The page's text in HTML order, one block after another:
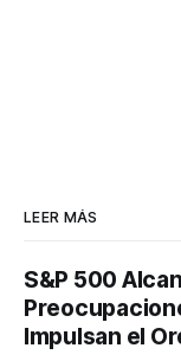
LEER MÁS
S&P 500
Impulsan el